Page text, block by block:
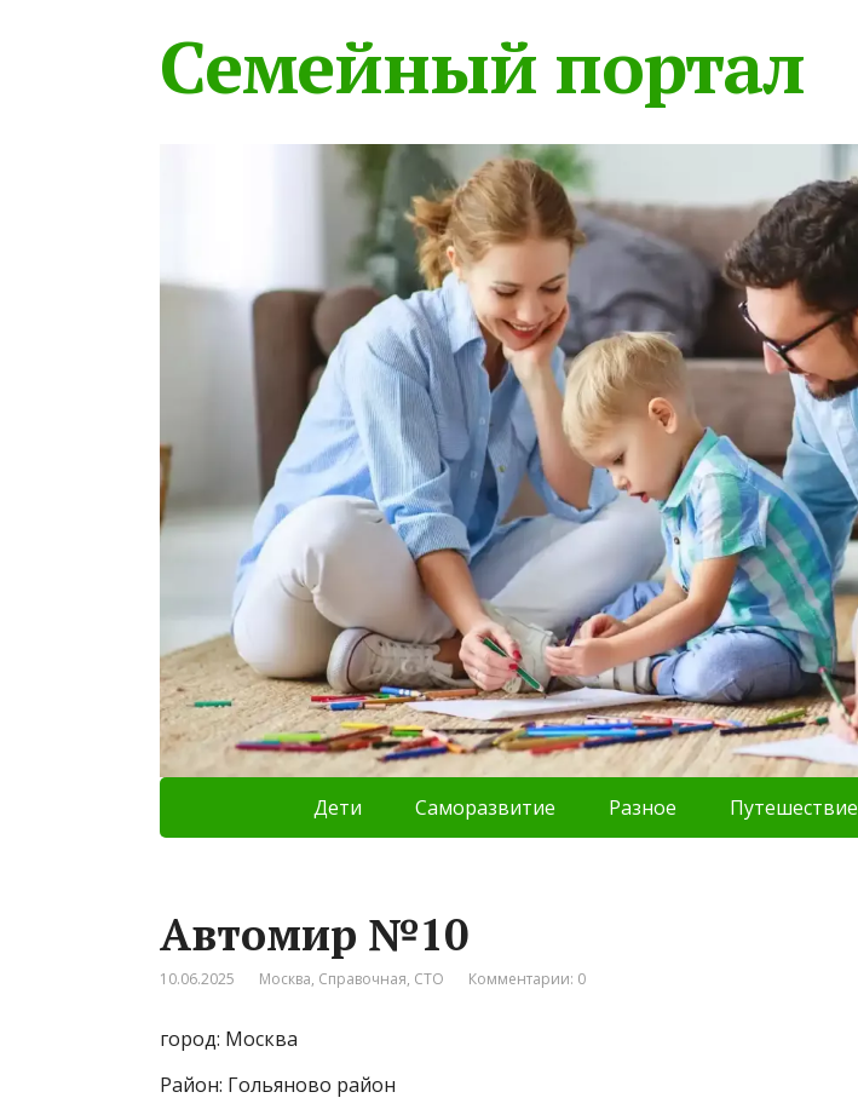
Семейный портал
Дети Саморазвитие Разное Путешествие
Автомир №10
10.06.2025 Москва, Справочная, СТО Комментарии: 0
город: Москва
Район: Гольяново район